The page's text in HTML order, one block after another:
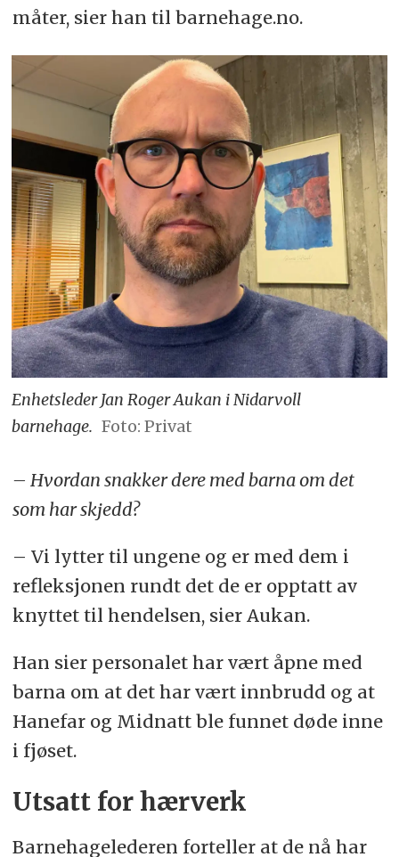
måter, sier han til barnehage.no.
Enhetsleder Jan Roger Aukan i Nidarvoll
barnehage. Foto: Privat
– Hvordan snakker dere med barna om det
som har skjedd?
– Vi lytter til ungene og er med dem i
refleksjonen rundt det de er opptatt av
knyttet til hendelsen, sier Aukan.
Han sier personalet har vært åpne med
barna om at det har vært innbrudd og at
Hanefar og Midnatt ble funnet døde inne
i fjøset.
Utsatt for hærverk
Barnehagelederen forteller at de nå har